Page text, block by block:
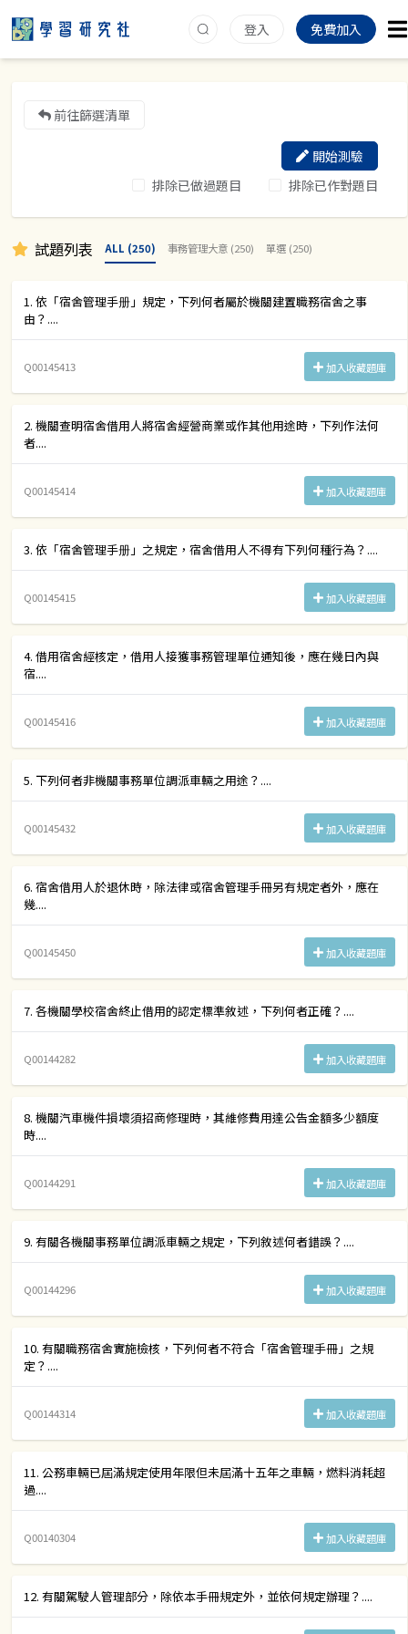
登入 免費加入
前往篩選清單
排除已做過題目 排除已作對題目
開始測驗
試題列表 ALL (250) 事務管理大意 (250) 單選 (250)
1. 依「宿舍管理手册」規定，下列何者屬於機關建置職務宿舍之事
由？....
Q00145413 加入收藏題庫
2. 機關查明宿舍借用人將宿舍經營商業或作其他用途時，下列作法何
者....
Q00145414 加入收藏題庫
3. 依「宿舍管理手册」之規定，宿舍借用人不得有下列何種行為？....
Q00145415 加入收藏題庫
4. 借用宿舍經核定，借用人接獲事務管理單位通知後，應在幾日內與
宿....
Q00145416 加入收藏題庫
5. 下列何者非機關事務單位調派車輛之用途？....
Q00145432 加入收藏題庫
6. 宿舍借用人於退休時，除法律或宿舍管理手冊另有規定者外，應在
幾....
Q00145450 加入收藏題庫
7. 各機關學校宿舍終止借用的認定標準敘述，下列何者正確？....
Q00144282 加入收藏題庫
8. 機關汽車機件損壞須招商修理時，其維修費用達公告金額多少額度
時....
Q00144291 加入收藏題庫
9. 有關各機關事務單位調派車輛之規定，下列敘述何者錯誤？....
Q00144296 加入收藏題庫
10. 有關職務宿舍實施檢核，下列何者不符合「宿舍管理手冊」之規
定？....
Q00144314 加入收藏題庫
11. 公務車輛已屆滿規定使用年限但未屆滿十五年之車輛，燃料消耗超
過....
Q00140304 加入收藏題庫
12. 有關駕駛人管理部分，除依本手冊規定外，並依何規定辦理？....